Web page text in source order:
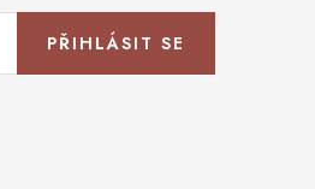
PŘIHLÁSIT SE